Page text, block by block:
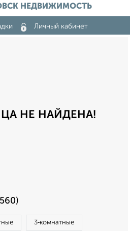
НЕДВИЖИМОСТЬ
Личный кабинет
НЕ НАЙДЕНА!
3‑комнатные